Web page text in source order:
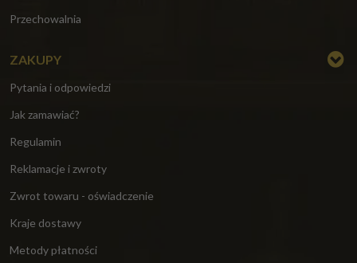
Przechowalnia
ZAKUPY
Pytania i odpowiedzi
Jak zamawiać?
Regulamin
Reklamacje i zwroty
Zwrot towaru - oświadczenie
Kraje dostawy
Metody płatności